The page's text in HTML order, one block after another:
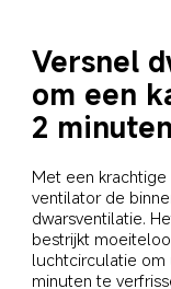
Versnel
om een
2
Met een
ventilator de
dwarsventilatie.
bestrijkt
luchtcirculatie om
minuten te